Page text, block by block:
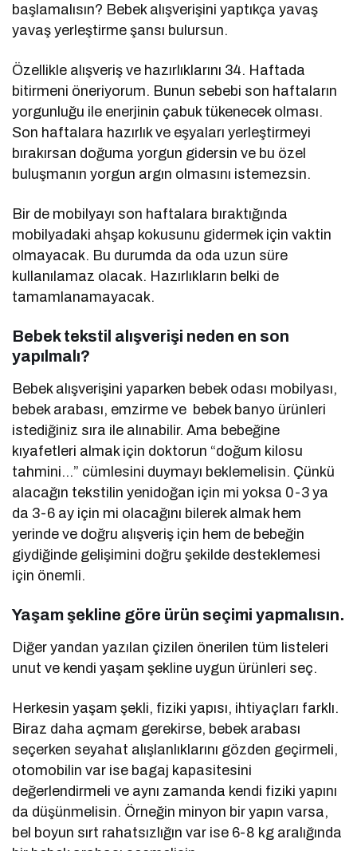
başlamalısın? Bebek alışverişini yaptıkça yavaş
yavaş yerleştirme şansı bulursun.
Özellikle alışveriş ve hazırlıklarını 34. Haftada
bitirmeni öneriyorum. Bunun sebebi son haftaların
yorgunluğu ile enerjinin çabuk tükenecek olması.
Son haftalara hazırlık ve eşyaları yerleştirmeyi
bırakırsan doğuma yorgun gidersin ve bu özel
buluşmanın yorgun argın olmasını istemezsin.
Bir de mobilyayı son haftalara bıraktığında
mobilyadaki ahşap kokusunu gidermek için vaktin
olmayacak. Bu durumda da oda uzun süre
kullanılamaz olacak. Hazırlıkların belki de
tamamlanamayacak.
Bebek tekstil alışverişi neden en son
yapılmalı?
Bebek alışverişini yaparken bebek odası mobilyası,
bebek arabası, emzirme ve bebek banyo ürünleri
istediğiniz sıra ile alınabilir. Ama bebeğine
kıyafetleri almak için doktorun “doğum kilosu
tahmini…” cümlesini duymayı beklemelisin. Çünkü
alacağın tekstilin yenidoğan için mi yoksa 0-3 ya
da 3-6 ay için mi olacağını bilerek almak hem
yerinde ve doğru alışveriş için hem de bebeğin
giydiğinde gelişimini doğru şekilde desteklemesi
için önemli.
Yaşam şekline göre ürün seçimi yapmalısın.
Diğer yandan yazılan çizilen önerilen tüm listeleri
unut ve kendi yaşam şekline uygun ürünleri seç.
Herkesin yaşam şekli, fiziki yapısı, ihtiyaçları farklı.
Biraz daha açmam gerekirse, bebek arabası
seçerken seyahat alışlanlıklarını gözden geçirmeli,
otomobilin var ise bagaj kapasitesini
değerlendirmeli ve aynı zamanda kendi fiziki yapını
da düşünmelisin. Örneğin minyon bir yapın varsa,
bel boyun sırt rahatsızlığın var ise 6-8 kg aralığında